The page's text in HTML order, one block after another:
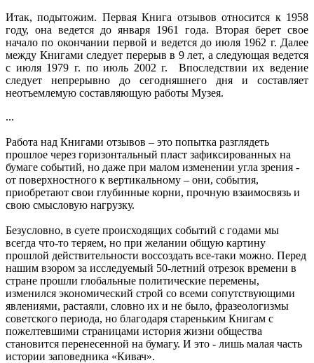
Итак, подытожим. Первая Книга отзывов относится к 1958
году, она ведется до января 1961 года. Вторая берет свое
начало по окончании первой и ведется до июля 1962 г. Далее
между Книгами следует перерыв в 9 лет, а следующая ведется
с июля 1979 г. по июль 2002 г. Впоследствии их ведение
следует непрерывно до сегодняшнего дня и составляет
неотъемлемую составляющую работы Музея.
...
Работа над Книгами отзывов – это попытка разглядеть
прошлое через горизонтальный пласт зафиксированных на
бумаге событий, но даже при малом изменении угла зрения -
от поверхностного к вертикальному – они, события,
приобретают свои глубинные корни, прочную взаимосвязь и
свою смысловую нагрузку.
Безусловно, в суете происходящих событий с годами мы
всегда что-то теряем, но при желании общую картину
прошлой действительности воссоздать все-таки можно. Перед
нашим взором за исследуемый 50-летний отрезок времени в
стране прошли глобальные политические перемены,
изменился экономический строй со всеми сопутствующими
явлениями, растаяли, словно их и не было, фразеологизмы
советского периода, но благодаря стареньким Книгам с
пожелтевшими страницами история жизни общества
становится перенесенной на бумагу. И это - лишь малая часть
истории заповедника «Кивач».